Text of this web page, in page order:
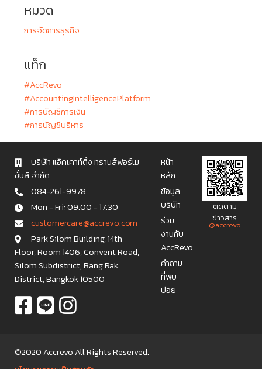
หมวด
การจัดการธุรกิจ
แท็ก
#AccRevo
#AccountingIntelligencePlatform
#การบัญชีการเงิน
#การบัญชีบริหาร
บริษัท แอ็คเคาท์ติ้ง ทรานส์ฟอร์เม
ชั่นส์ จำกัด
084-261-9978
Mon - Fri: 09.00 - 17.30
c u s t o m e r c a r e @ a c c r e v o . c o m
Park Silom Building, 14th
Floor, Room 1406, Convent Road,
Silom Subdistrict, Bang Rak
District, Bangkok 10500
หน้า
หลัก
ข้อมูล
บริษัท
ร่วม
งานกับ
AccRevo
คำถาม
ที่พบ
บ่อย
ติดตาม
ข่าวสาร
@accrevo
©2020 Accrevo All Rights Reserved.